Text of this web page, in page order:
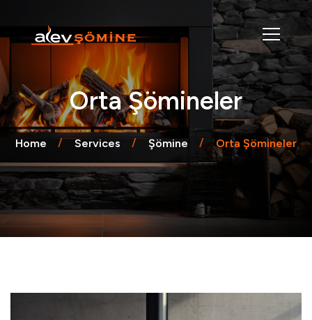
Orta Şömineler
Home Services Şömine Orta Şömineler